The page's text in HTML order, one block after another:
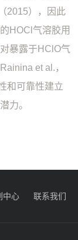
2015），因此
HOCl气溶胶用
暴露于HClO气
et al.，
和可靠性建立
力。
中心 联系我们